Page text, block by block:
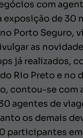
com
exposição de 30
Porto Seguro,
as
já realizados,
Rio Preto e no
contou-se com
agentes de
os demais
participantes